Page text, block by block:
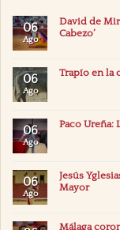
06
Ago
David de
Cabezo’
06
Ago
Trapío en la
06
Ago
Paco Ureña:
06
Ago
Jesús
Mayor
Málaga